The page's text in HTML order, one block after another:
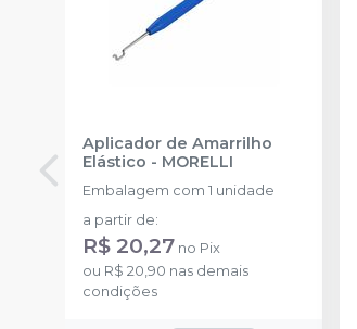
Aplicador de Amarrilho
Elástico - MORELLI
Embalagem com 1 unidade
a partir de:
R$ 20,27 no Pix
ou R$ 20,90 nas demais
condições